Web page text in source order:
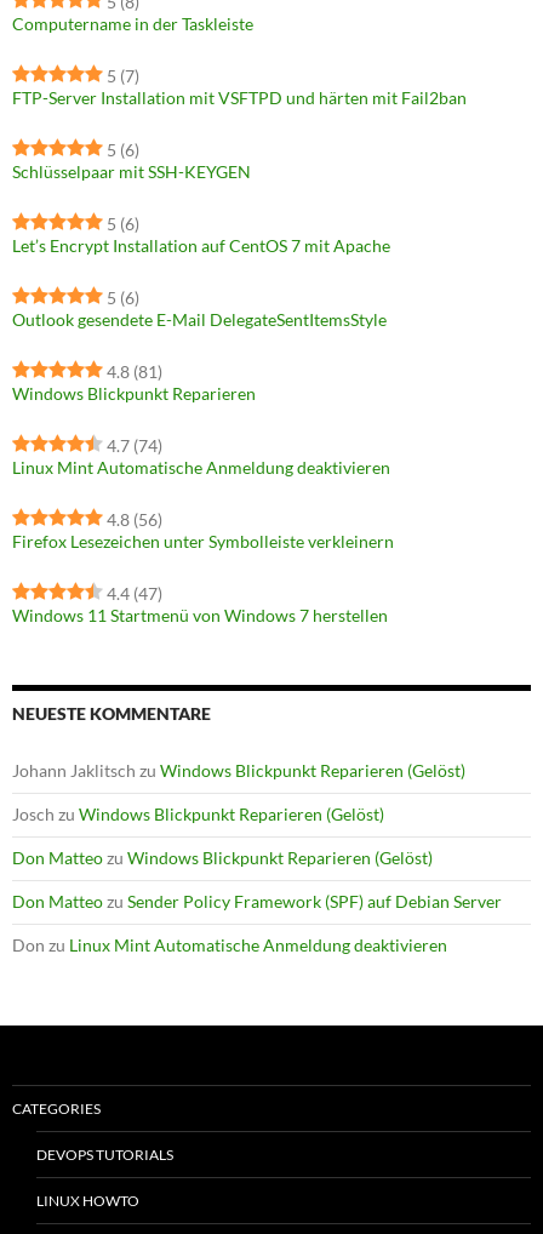
Computername in der Taskleiste
5 (7)
FTP-Server Installation mit VSFTPD und härten mit Fail2ban
5 (6)
Schlüsselpaar mit SSH-KEYGEN
5 (6)
Let’s Encrypt Installation auf CentOS 7 mit Apache
5 (6)
Outlook gesendete E-Mail DelegateSentItemsStyle
4.8 (81)
Windows Blickpunkt Reparieren
4.7 (74)
Linux Mint Automatische Anmeldung deaktivieren
4.8 (56)
Firefox Lesezeichen unter Symbolleiste verkleinern
4.4 (47)
Windows 11 Startmenü von Windows 7 herstellen
NEUESTE KOMMENTARE
Johann Jaklitsch zu Windows Blickpunkt Reparieren (Gelöst)
Josch zu Windows Blickpunkt Reparieren (Gelöst)
Don Matteozu Windows Blickpunkt Reparieren (Gelöst)
Don Matteozu Sender Policy Framework (SPF) auf Debian Server
Don zu Linux Mint Automatische Anmeldung deaktivieren
CATEGORIES
DEVOPS TUTORIALS
LINUX HOWTO